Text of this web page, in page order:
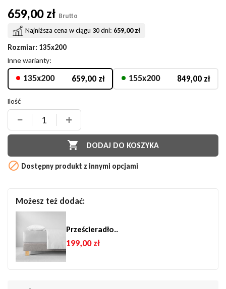
659,00 zł Brutto
Najniższa cena w ciągu 30 dni: 659,00 zł
Rozmiar: 135x200
Inne warianty:
135x200 659,00 zł 155x200 849,00 zł
Ilość
− +
 DODAJ DO KOSZYKA
 Dostępny produkt z innymi opcjami
Możesz też dodać:
Prześcieradło..
199,00 zł